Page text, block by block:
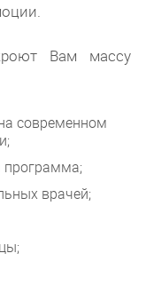
Вам массу
современном
программа;
врачей;